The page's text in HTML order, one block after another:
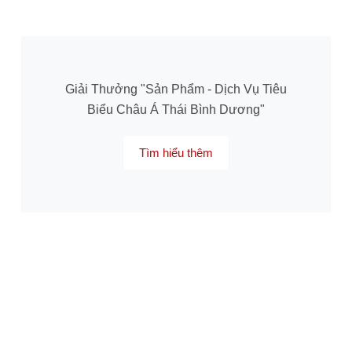
Giải Thưởng "Sản Phẩm - Dịch Vụ Tiêu
Biểu Châu Á Thái Bình Dương"
Tìm hiểu thêm